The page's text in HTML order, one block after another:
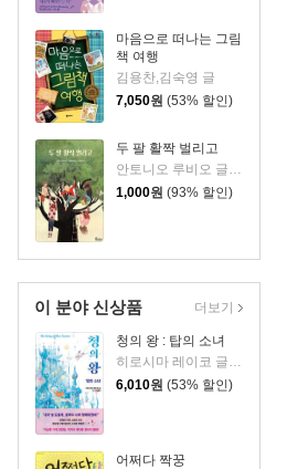
마음으로 떠나는 그림
책 여행
김용찬,김숙영 글
7,050원 (53% 할인)
두 팔 활짝 벌리고
안토니오 루비오 글/마리아 히론 그림/문주선 역
1,000원 (93% 할인)
이 분야 신상품
청의 왕 : 탑의 소녀
6,010원 (53% 할인)
어쩌다 짝꿍
더보기